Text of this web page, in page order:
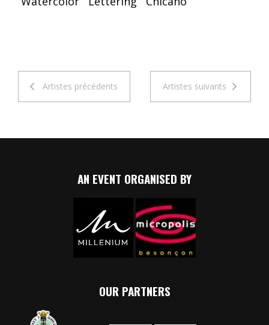
Artistes précédents Artistes suivants
AN EVENT ORGANISED BY
OUR PARTNERS